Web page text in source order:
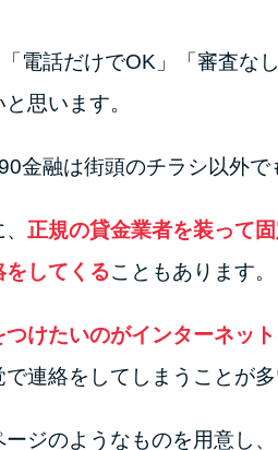
電話だけでOK」「審査な
思います。
金融は街頭のチラシ以外
正規の貸金業者を装って
をしてくることもあります。
つけたいのがインターネッ
連絡をしてしまうことが多
ジのようなものを用意し